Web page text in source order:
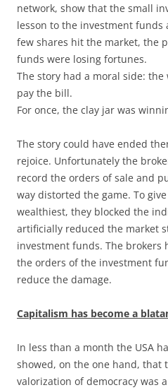
network, show that the small
lesson to the investment funds
few shares hit the market, the
funds were losing fortunes.
The story had a moral side:
pay the bill.
For once, the clay jar was
The story could have ended
rejoice. Unfortunately the
record the orders of sale and
way distorted the game. To
wealthiest, they blocked the
artificially reduced the market
investment funds. The brokers
the orders of the investment
reduce the damage.
Capitalism has become a
In less than a month the USA
showed, on the one hand, that
valorization of democracy was